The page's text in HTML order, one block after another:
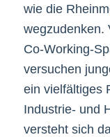
wie die
wegzudenken.
Co-Working-
versuchen
ein vielfältiges
Industrie- und
versteht sich